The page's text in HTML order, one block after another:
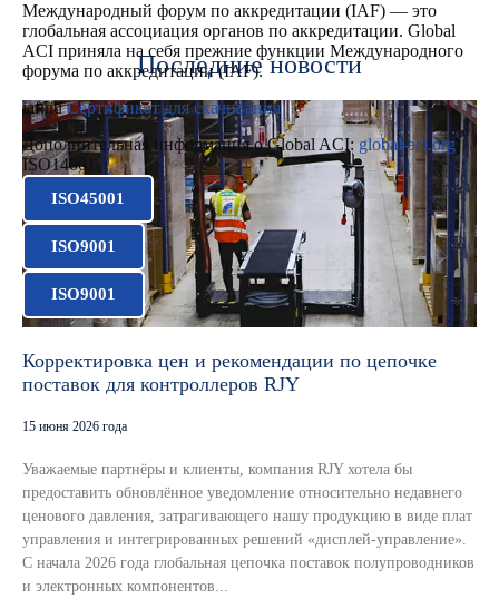
Международный форум по аккредитации (IAF) — это
глобальная ассоциация органов по аккредитации. Global
ACI приняла на себя прежние функции Международного
форума по аккредитации (IAF).
iaf.nuСертификат для скачивания
Дополнительная информация о Global ACI: global-aci.org
ISO14001
ISO45001
ISO9001
ISO9001
Последние новости
Корректировка цен и рекомендации по цепочке
поставок для контроллеров RJY
15 июня 2026 года
Уважаемые партнёры и клиенты, компания RJY хотела бы
предоставить обновлённое уведомление относительно недавнего
ценового давления, затрагивающего нашу продукцию в виде плат
управления и интегрированных решений «дисплей-управление».
С начала 2026 года глобальная цепочка поставок полупроводников
и электронных компонентов...